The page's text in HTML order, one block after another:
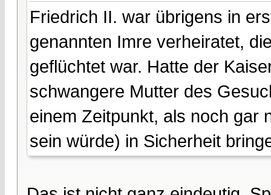
Friedrich II. war übrigens in
genannten Imre verheiratet,
geflüchtet war. Hatte der
schwangere Mutter des
einem Zeitpunkt, als noch gar
sein würde) in Sicherheit